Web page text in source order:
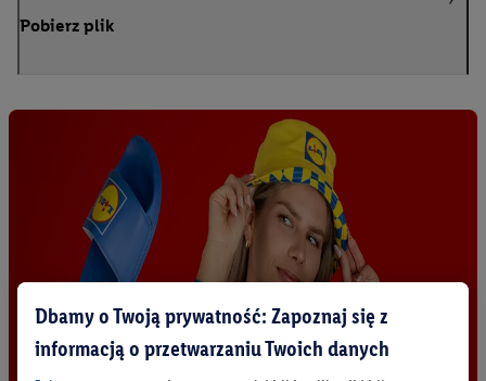
Pobierz plik
Dbamy o Twoją prywatność: Zapoznaj się z
informacją o przetwarzaniu Twoich danych